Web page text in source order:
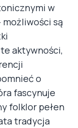
w
są
aktywności,
o
fascynuje
folklor pełen
tradycja